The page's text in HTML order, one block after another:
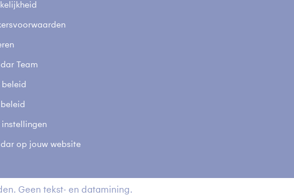
Team
beleid
instellingen
op jouw website
Geen tekst- en datamining.